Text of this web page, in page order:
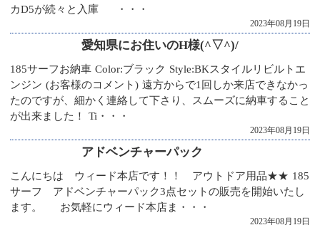
カD5が続々と入庫 ・・・
2023年08月19日
愛知県にお住いのH様(^▽^)/
185サーフお納車 Color:ブラック Style:BKスタイルリビルトエ
ンジン (お客様のコメント) 遠方からで1回しか来店できなかっ
たのですが、細かく連絡して下さり、スムーズに納車すること
が出来ました！ Ti・・・
2023年08月19日
アドベンチャーパック
こんにちは ウィード本店です！！ アウトドア用品★★ 185
サーフ アドベンチャーパック3点セットの販売を開始いたし
ます。 お気軽にウィード本店ま・・・
2023年08月19日